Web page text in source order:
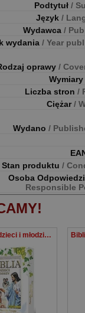
Podtytuł /
Język /
Wydawca /
wydania / Year
oprawy /
Wymiary
Liczba stron /
Ciężar/
Wydano /
Stan produktu /
Osoba
Responsible
Biblia dla dzieci i młodzieży